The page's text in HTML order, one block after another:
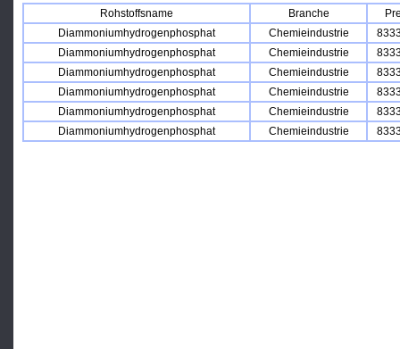
Rohstoffsname Branche
Diammoniumhydrogenphosphat
Chemieindustrie
Diammoniumhydrogenphosphat
Chemieindustrie
Diammoniumhydrogenphosphat
Chemieindustrie
Diammoniumhydrogenphosphat
Chemieindustrie
Diammoniumhydrogenphosphat
Chemieindustrie
Diammoniumhydrogenphosphat
Chemieindustrie